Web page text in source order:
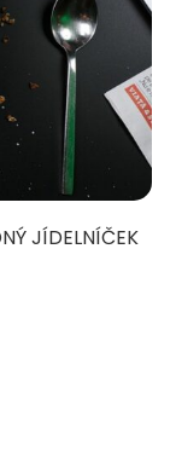
JÍDELNÍČEK